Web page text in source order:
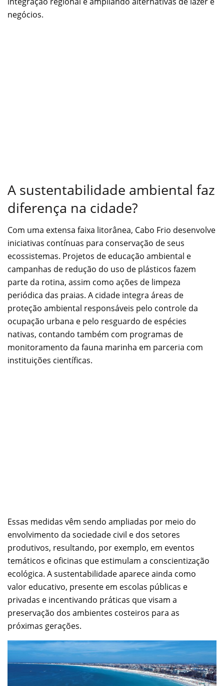
negócios.
A sustentabilidade ambiental faz
diferença na cidade?
Com uma extensa faixa litorânea, Cabo Frio desenvolve
iniciativas contínuas para conservação de seus
ecossistemas. Projetos de educação ambiental e
campanhas de redução do uso de plásticos fazem
parte da rotina, assim como ações de limpeza
periódica das praias. A cidade integra áreas de
proteção ambiental responsáveis pelo controle da
ocupação urbana e pelo resguardo de espécies
nativas, contando também com programas de
monitoramento da fauna marinha em parceria com
instituições científicas.
Essas medidas vêm sendo ampliadas por meio do
envolvimento da sociedade civil e dos setores
produtivos, resultando, por exemplo, em eventos
temáticos e oficinas que estimulam a conscientização
ecológica. A sustentabilidade aparece ainda como
valor educativo, presente em escolas públicas e
privadas e incentivando práticas que visam a
preservação dos ambientes costeiros para as
próximas gerações.